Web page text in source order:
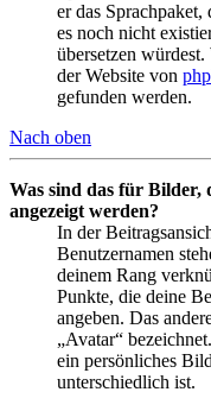
er das
es noch nicht
übersetzen
der Website von
gefunden werden.
Nach oben
Was sind das für Bilder,
angezeigt werden?
In der
Benutzernamen
deinem Rang
Punkte, die deine
angeben. Das
„Avatar“
ein persönliches
unterschiedlich ist.